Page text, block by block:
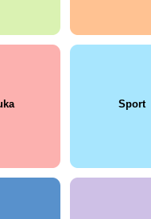
Sport